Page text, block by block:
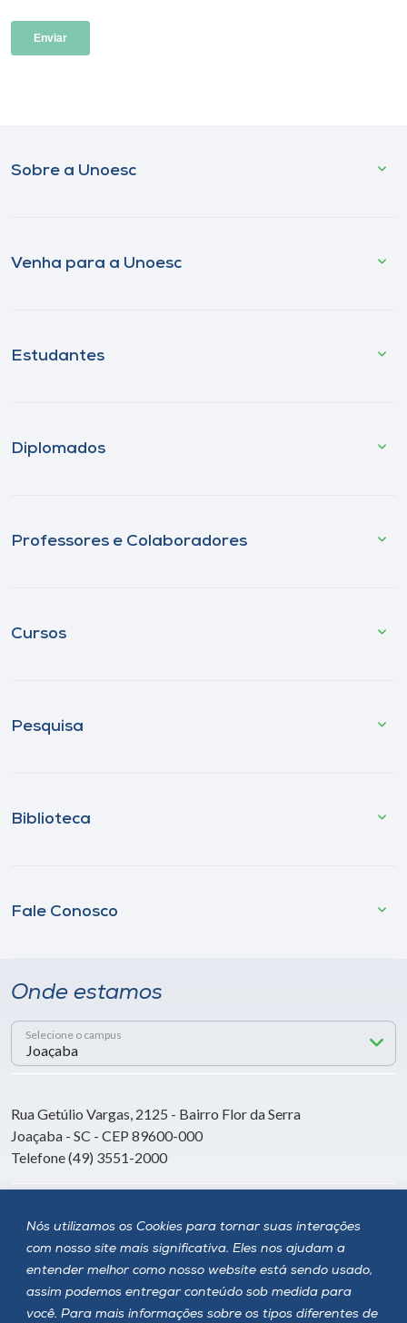
Nós utilizamos os Cookies para tornar suas interações
com nosso site mais significativa. Eles nos ajudam a
entender melhor como nosso website está sendo usado,
assim podemos entregar conteúdo sob medida para
você. Para mais informações sobre os tipos diferentes de
Sobre a Unoesc
Venha para a Unoesc
Estudantes
Diplomados
Professores e Colaboradores
Cursos
Pesquisa
Biblioteca
Fale Conosco
Onde estamos
Selecione o campus
Rua Getúlio Vargas, 2125 - Bairro Flor da Serra
Joaçaba - SC - CEP 89600-000
Telefone (49) 3551-2000
Siga a Unoesc